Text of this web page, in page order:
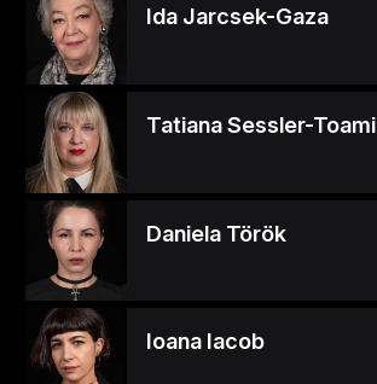
Ida Jarcsek-Gaza
Tatiana Sessler-Toami
Daniela Török
Ioana Iacob